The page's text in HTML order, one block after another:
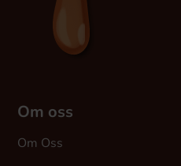
Om oss
Om Oss